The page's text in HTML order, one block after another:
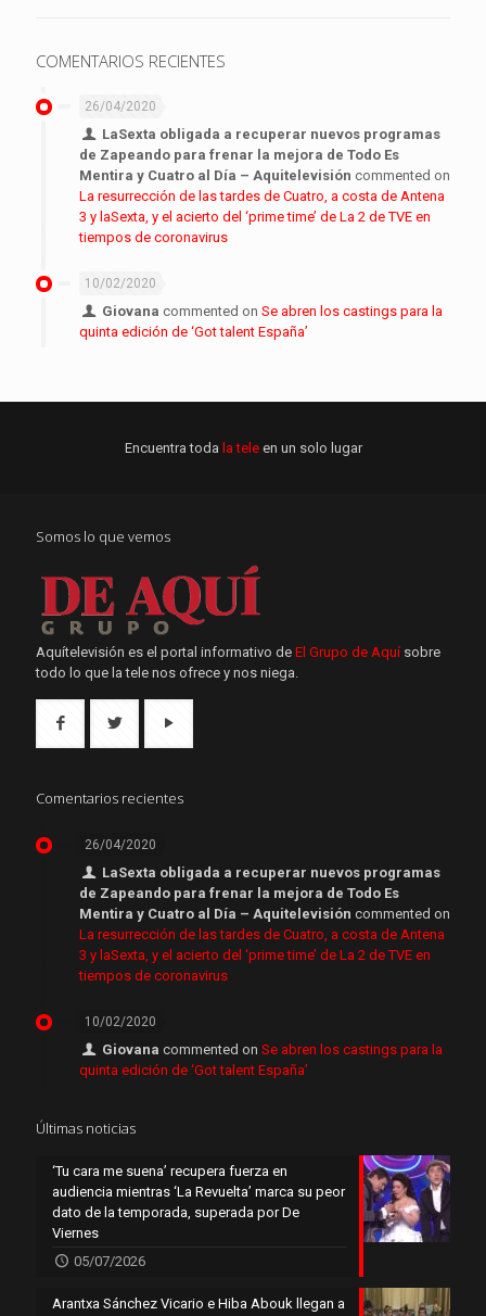
COMENTARIOS RECIENTES
26/04/2020
LaSexta obligada a recuperar nuevos programas
de Zapeando para frenar la mejora de Todo Es
Mentira y Cuatro al Día – Aquitelevisión commented on
La resurrección de las tardes de Cuatro, a costa de Antena
3 y laSexta, y el acierto del ‘prime time’ de La 2 de TVE en
tiempos de coronavirus
10/02/2020
Giovana commented onSe abren los castings para la
quinta edición de ‘Got talent España’
Encuentra toda la tele en un solo lugar
Somos lo que vemos
Aquítelevisión es el portal informativo de El Grupo de Aquí sobre
todo lo que la tele nos ofrece y nos niega.
Comentarios recientes
26/04/2020
LaSexta obligada a recuperar nuevos programas
de Zapeando para frenar la mejora de Todo Es
Mentira y Cuatro al Día – Aquitelevisión commented on
La resurrección de las tardes de Cuatro, a costa de Antena
3 y laSexta, y el acierto del ‘prime time’ de La 2 de TVE en
tiempos de coronavirus
10/02/2020
Giovana commented onSe abren los castings para la
quinta edición de ‘Got talent España’
Últimas noticias
‘Tu cara me suena’ recupera fuerza en
audiencia mientras ‘La Revuelta’ marca su peor
dato de la temporada, superada por De
Viernes
05/07/2026
Arantxa Sánchez Vicario e Hiba Abouk llegan a